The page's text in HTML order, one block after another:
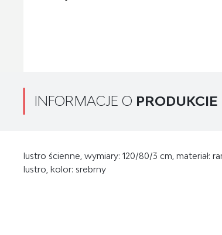
INFORMACJE O PRODUKCIE
lustro ścienne, wymiary: 120/80/3 cm, materiał:
lustro, kolor: srebrny